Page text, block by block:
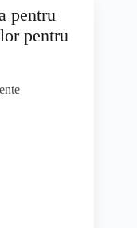
pentru
pentru